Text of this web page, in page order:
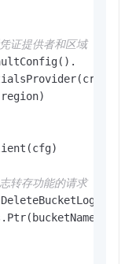
证提供者和区域
转存功能的请求